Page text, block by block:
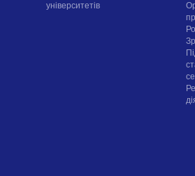
університетів